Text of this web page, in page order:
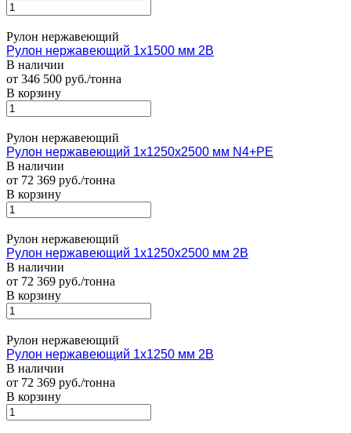
Рулон нержавеющий
Рулон нержавеющий 1х1500 мм 2В
В наличии
от 346 500 руб./тонна
В корзину
Рулон нержавеющий
Рулон нержавеющий 1х1250х2500 мм N4+PE
В наличии
от 72 369 руб./тонна
В корзину
Рулон нержавеющий
Рулон нержавеющий 1х1250х2500 мм 2В
В наличии
от 72 369 руб./тонна
В корзину
Рулон нержавеющий
Рулон нержавеющий 1х1250 мм 2В
В наличии
от 72 369 руб./тонна
В корзину